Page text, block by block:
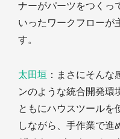
ナーがパーツをつくっ
いったワークフローが
す。
太田垣 ：まさにそん
ンのような統合開発環
ともにハウスツールを
しながら、手作業で進